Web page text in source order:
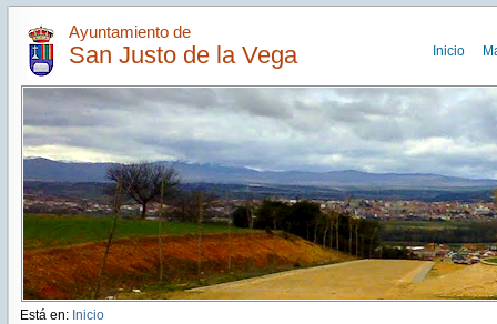
Ayuntamiento de
San Justo de la Vega Inicio
Está en: Inicio